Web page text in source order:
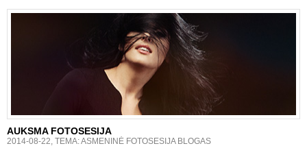
AUKSMA FOTOSESIJA
2014-08-22, TEMA: ASMENINĖ FOTOSESIJA BLOGAS